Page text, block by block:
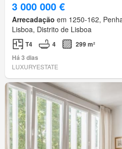
3 000 000 €
Arrecadação em 1250-162,
Lisboa, Distrito de Lisboa
T4 4
299 m²
Há 3 dias
LUXURYESTATE